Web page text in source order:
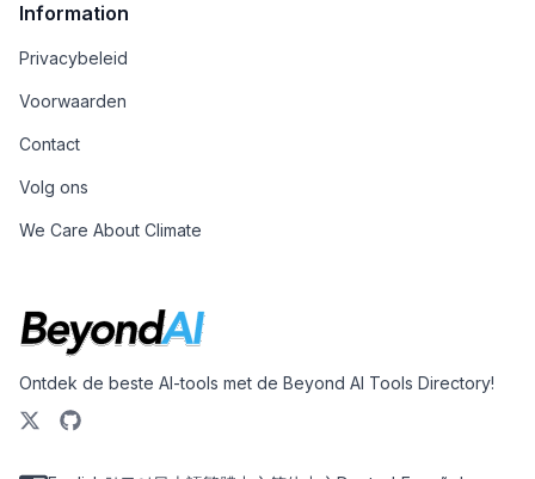
Information
Privacybeleid
Voorwaarden
Contact
Volg ons
We Care About Climate
Ontdek de beste AI-tools met de Beyond AI Tools Directory!